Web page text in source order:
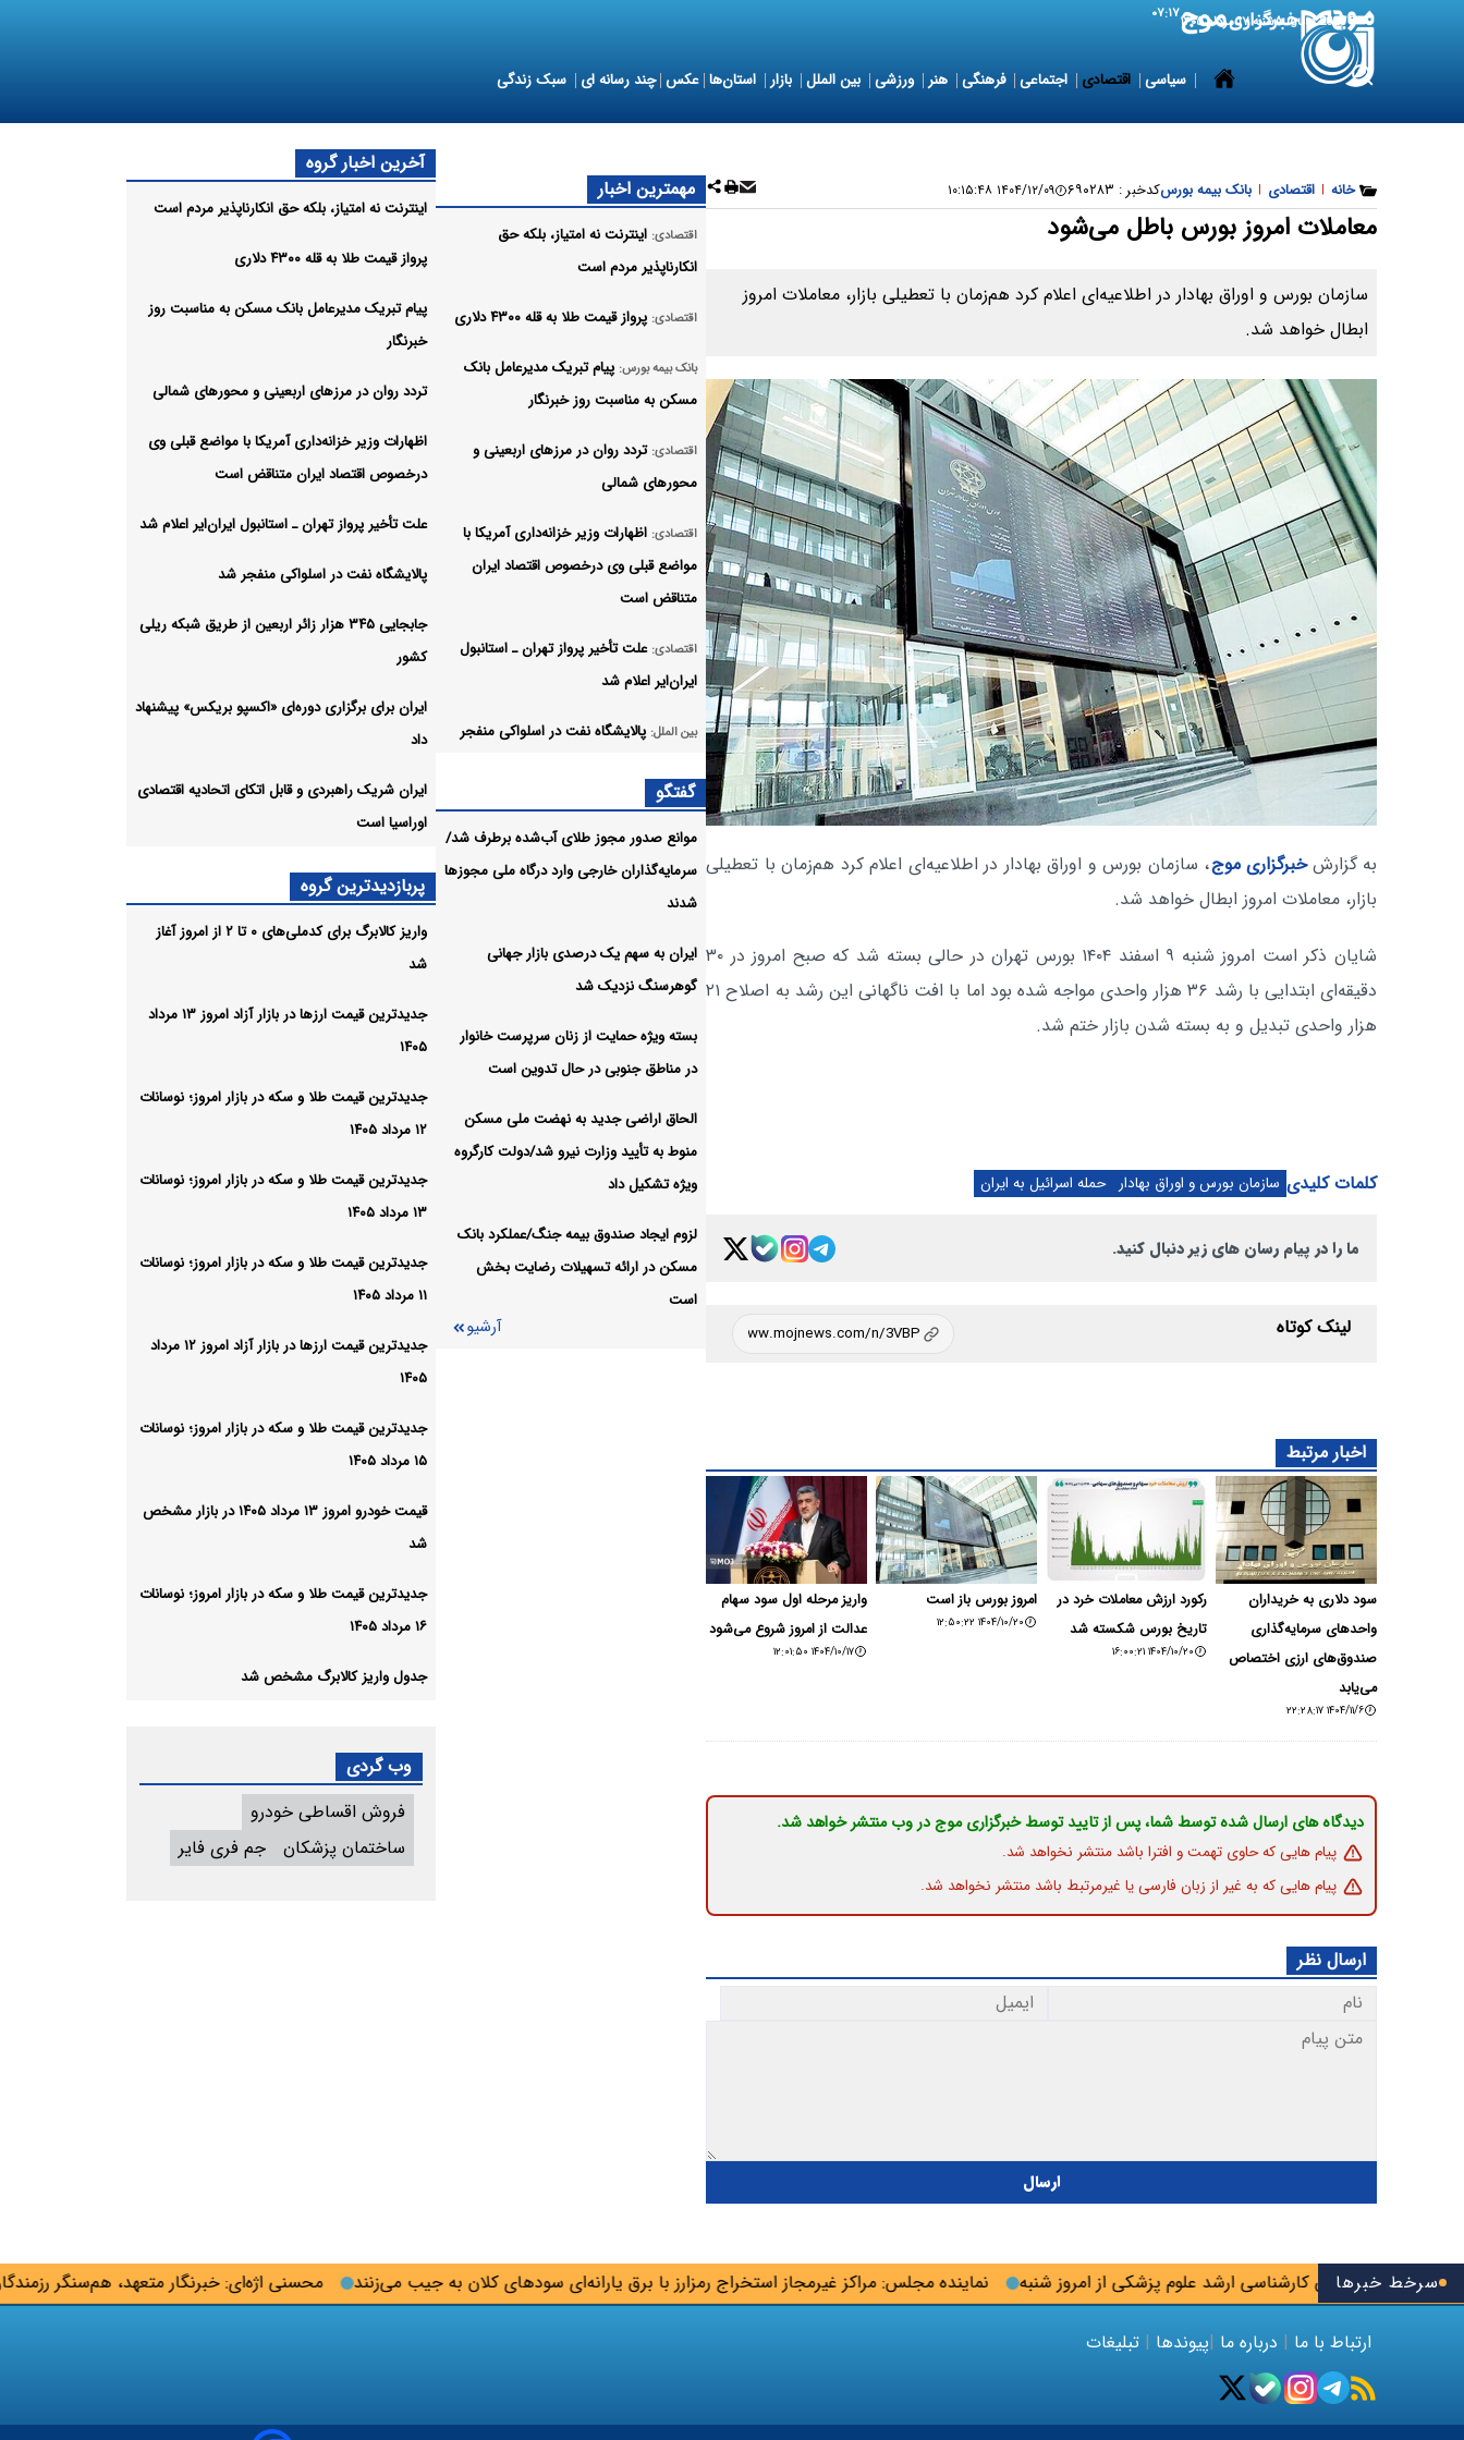
8 August 2026 شنبه ۱۷ مرداد ۱۴۰۵ ۰۷:۱۷
سیاسی اقتصادی اجتماعی فرهنگی هنر ورزشی بین الملل بازار استان‌ها عکس چند رسانه ای سبک زندگی
سرخط خبرها محسنی اژه‌ای: خبرنگار متعهد، هم‌سنگر نماینده مجلس: مراکز غیرمجاز استخراج رمزارز با برق یارانه‌ای سودهای کلان به جیب می‌زنند ثبت‌نام‌ آزمون کارشناسی ارشد علوم پزشکی از امروز شنبه
خانه | اقتصادی | بانک بیمه بورسکدخبر : ۶۹۰۲۸۳ ۱۴۰۴/۱۲/۰۹ ۱۰:۱۵:۴۸
معاملات امروز بورس باطل می‌شود
سازمان بورس و اوراق بهادار در اطلاعیه‌ای اعلام کرد هم‌زمان با تعطیلی بازار، معاملات امروز
ابطال خواهد شد.
به گزارشخبرگزاری موج، سازمان بورس و اوراق بهادار در اطلاعیه‌ای اعلام کرد هم‌زمان با تعطیلی
بازار، معاملات امروز ابطال خواهد شد.
شایان ذکر است امروز شنبه ۹ اسفند ۱۴۰۴ بورس تهران در حالی بسته شد که صبح امروز در ۳۰
دقیقه‌ای ابتدایی با رشد ۳۶ هزار واحدی مواجه شده بود اما با افت ناگهانی این رشد به اصلاح ۲۱
هزار واحدی تبدیل و به بسته شدن بازار ختم شد.
کلمات کلیدی سازمان بورس و اوراق بهادار حمله اسرائیل به ایران
ما را در پیام رسان های زیر دنبال کنید.
لینک کوتاه
اخبار مرتبط
سود دلاری به خریداران
واحدهای سرمایه‌گذاری
صندوق‌های ارزی اختصاص
می‌یابد
۱۴۰۴/۱۱/۶ ۲۲:۲۸:۱۷
رکورد ارزش معاملات خرد در
تاریخ بورس شکسته شد
۱۴۰۴/۱۰/۲۰ ۱۶:۰۰:۲۱
امروز بورس باز است
۱۴۰۴/۱۰/۲۰ ۱۲:۵۰:۲۲
واریز مرحله اول سود سهام
عدالت از امروز شروع می‌شود
۱۴۰۴/۱۰/۱۷ ۱۲:۰۱:۵۰
دیدگاه های ارسال شده توسط شما، پس از تایید توسط خبرگزاری موج در وب منتشر خواهد شد.
پیام هایی که حاوی تهمت و افترا باشد منتشر نخواهد شد.
پیام هایی که به غیر از زبان فارسی یا غیرمرتبط باشد منتشر نخواهد شد.
ارسال نظر
ارسال
مهمترین اخبار
اقتصادی: اینترنت نه امتیاز، بلکه حق
انکارناپذیر مردم است
اقتصادی: پرواز قیمت طلا به قله ۴۳۰۰ دلاری
بانک بیمه بورس: پیام تبریک مدیرعامل بانک
مسکن به مناسبت روز خبرنگار
اقتصادی: تردد روان در مرزهای اربعینی و
محورهای شمالی
اقتصادی: اظهارات وزیر خزانه‌داری آمریکا با
مواضع قبلی وی درخصوص اقتصاد ایران
متناقض است
اقتصادی: علت تأخیر پرواز تهران ـ استانبول
ایران‌ایر اعلام شد
بین الملل: پالایشگاه نفت در اسلواکی منفجر
اقتصادی:
جابجایی ۳۴۵ هزار زائر اربعین از
طریق شبکه ریلی کشور
اقتصادی:
اقتصادی: ایران شریک راهبردی و قابل اتکای
آرشیو
گفتگو
موانع صدور مجوز طلای آب‌شده برطرف شد/
سرمایه‌گذاران خارجی وارد درگاه ملی مجوزها
شدند
ایران به سهم یک‌ درصدی بازار جهانی
گوهرسنگ نزدیک شد
بسته ویژه حمایت از زنان سرپرست خانوار
در مناطق جنوبی در حال تدوین است
الحاق اراضی جدید به نهضت ملی مسکن
منوط به تأیید وزارت نیرو شد/دولت کارگروه
ویژه تشکیل داد
لزوم ایجاد صندوق بیمه جنگ/عملکرد بانک
مسکن در ارائه تسهیلات رضایت بخش
است
آرشیو
آخرین اخبار گروه
اینترنت نه امتیاز، بلکه حق انکارناپذیر مردم است
پرواز قیمت طلا به قله ۴۳۰۰ دلاری
پیام تبریک مدیرعامل بانک مسکن به مناسبت روز
خبرنگار
تردد روان در مرزهای اربعینی و محورهای شمالی
اظهارات وزیر خزانه‌داری آمریکا با مواضع قبلی وی
درخصوص اقتصاد ایران متناقض است
علت تأخیر پرواز تهران ـ استانبول ایران‌ایر اعلام شد
پالایشگاه نفت در اسلواکی منفجر شد
جابجایی ۳۴۵ هزار زائر اربعین از طریق شبکه ریلی
کشور
ایران برای برگزاری دوره‌ای «اکسپو بریکس» پیشنهاد
داد
ایران شریک راهبردی و قابل اتکای اتحادیه اقتصادی
اوراسیا است
پربازدیدترین گروه
واریز کالابرگ برای کدملی‌های ۰ تا ۲ از امروز آغاز
شد
جدیدترین قیمت ارزها در بازار آزاد امروز ۱۳ مرداد
۱۴۰۵
جدیدترین قیمت طلا و سکه در بازار امروز؛ نوسانات
۱۲ مرداد ۱۴۰۵
جدیدترین قیمت طلا و سکه در بازار امروز؛ نوسانات
۱۳ مرداد ۱۴۰۵
جدیدترین قیمت طلا و سکه در بازار امروز؛ نوسانات
۱۱ مرداد ۱۴۰۵
جدیدترین قیمت ارزها در بازار آزاد امروز ۱۲ مرداد
۱۴۰۵
جدیدترین قیمت طلا و سکه در بازار امروز؛ نوسانات
۱۵ مرداد ۱۴۰۵
قیمت خودرو امروز ۱۳ مرداد ۱۴۰۵ در بازار مشخص
شد
جدیدترین قیمت طلا و سکه در بازار امروز؛ نوسانات
۱۶ مرداد ۱۴۰۵
جدول واریز کالابرگ مشخص شد
وب گردی
فروش اقساطی خودرو
ساختمان پزشکان
جم فری فایر
ارتباط با ما | درباره ما |پیوندها | تبلیغات